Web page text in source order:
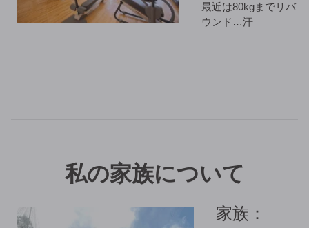
最近は80kgまでリバ
ウンド…汗
私の家族について
家族：